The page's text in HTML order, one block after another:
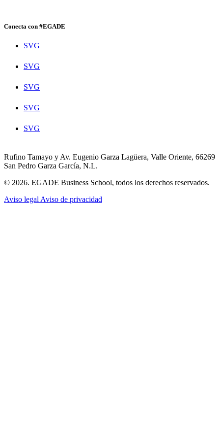
Conecta con #EGADE
SVG
SVG
SVG
SVG
SVG
Rufino Tamayo y Av. Eugenio Garza Lagüera, Valle Oriente, 66269
San Pedro Garza García, N.L.
© 2026. EGADE Business School, todos los derechos reservados.
Aviso legal Aviso de privacidad